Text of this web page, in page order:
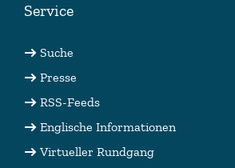
Service
Suche
Presse
RSS-Feeds
Englische Informationen
Virtueller Rundgang